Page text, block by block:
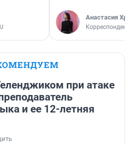
Анастасия
Корреспондент
при атаке
и ее 12-летняя